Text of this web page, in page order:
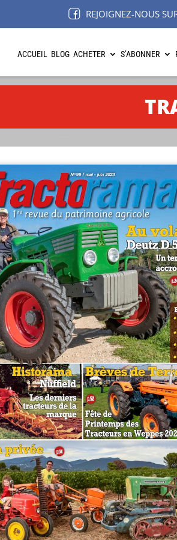
REJOIGNEZ-NOUS
ACCUEIL BLOG ACHETER S’ABONNER